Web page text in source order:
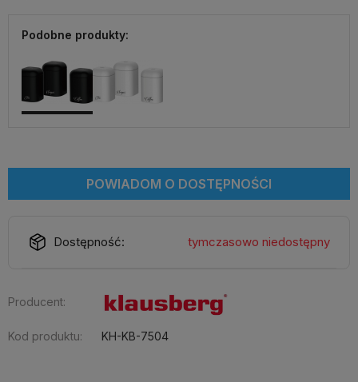
Podobne produkty:
POWIADOM O DOSTĘPNOŚCI
Dostępność: tymczasowo niedostępny
Producent:
Kod produktu: KH-KB-7504